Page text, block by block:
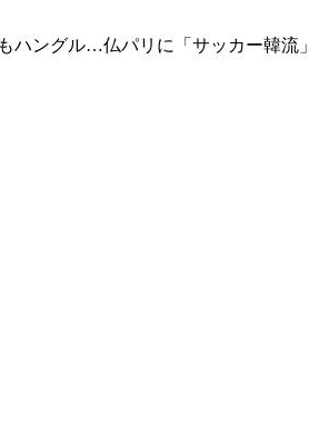
ハングル…仏パリに「サッカー韓流」